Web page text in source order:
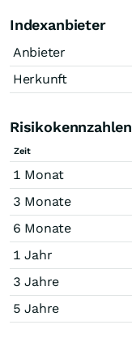
Indexanbieter
Anbieter
Herkunft
Risikokennzahlen
Zeit
1 Monat
3 Monate
6 Monate
1 Jahr
3 Jahre
5 Jahre